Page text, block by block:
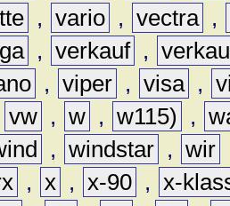
, vario , vectra ,
, verkauf ,
, viper , visa ,
vw , w , w115) ,
, windstar , wir
, x , x-90 , x-